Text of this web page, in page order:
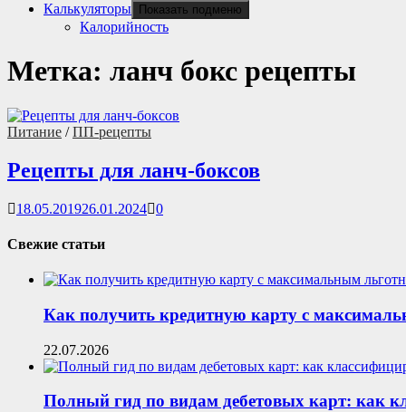
Калькуляторы
Показать подменю
Калорийность
Метка: ланч бокс рецепты
Питание /ПП-рецепты
Рецепты для ланч-боксов
18.05.201926.01.2024 0
Свежие статьи
Как получить кредитную карту с
22.07.2026
Полный гид по видам дебетовых карт: как